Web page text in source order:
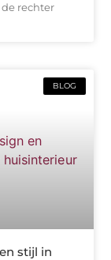
rechter
BLOG
stijl in